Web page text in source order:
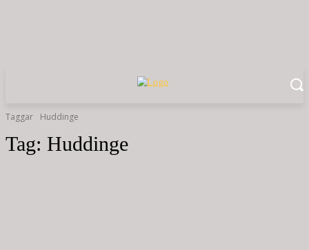
Taggar Huddinge
Tag: Huddinge